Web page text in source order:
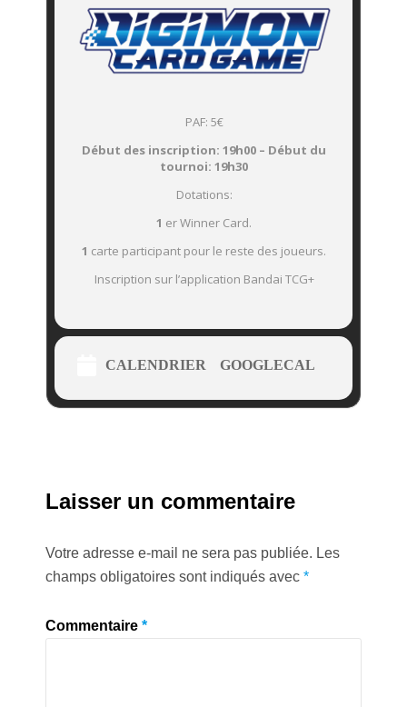
PAF: 5€
Début des inscription: 19h00 – Début du
tournoi: 19h30
Dotations:
1 er Winner Card.
1 carte participant pour le reste des joueurs.
Inscription sur l’application Bandai TCG+
CALENDRIER GOOGLECAL
Laisser un commentaire
Votre adresse e-mail ne sera pas publiée. Les
champs obligatoires sont indiqués avec *
Commentaire *